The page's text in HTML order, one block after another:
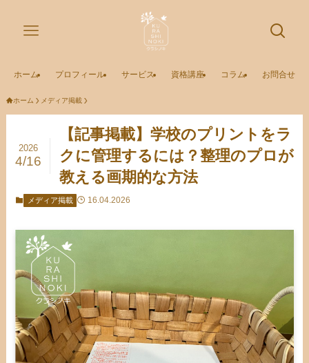
ホーム プロフィール サービス 資格講座 コラム お問合せ
ホーム メディア掲載
【記事掲載】学校のプリントをラ
クに管理するには？整理のプロが
教える画期的な方法
2026
4/16
メディア掲載 16.04.2026